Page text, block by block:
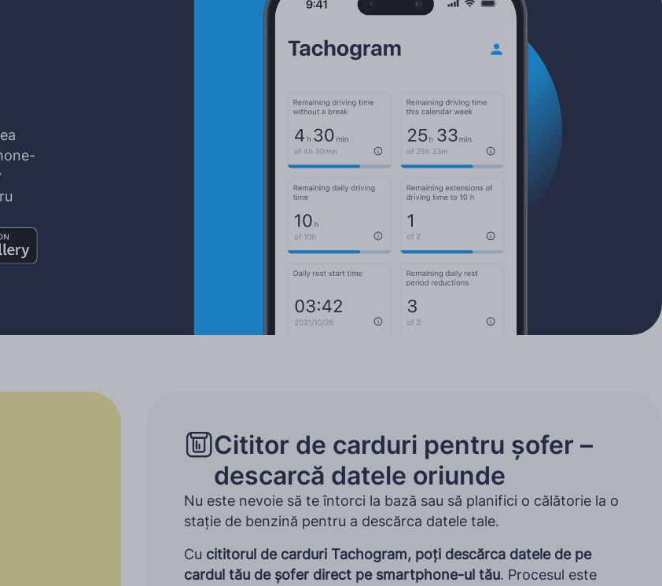
Cititor de carduri pentru șofer –
descarcă datele oriunde
Nu este nevoie să te întorci la bază sau să planifici o călătorie la o
stație de benzină pentru a descărca datele tale.
Cu cititorul de carduri Tachogram, poți descărca datele de pe
cardul tău de șofer direct pe smartphone-ul tău. Procesul este